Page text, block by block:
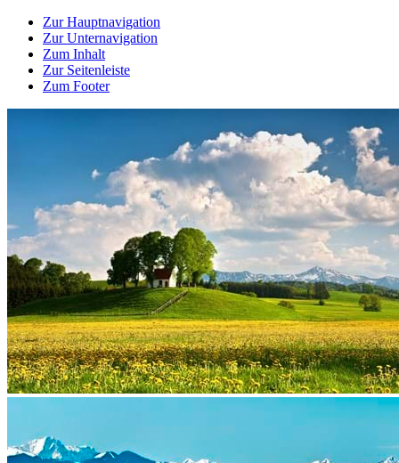
Zur Hauptnavigation
Zur Unternavigation
Zum Inhalt
Zur Seitenleiste
Zum Footer